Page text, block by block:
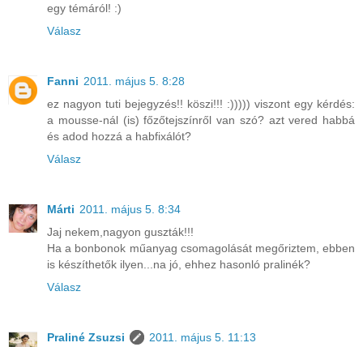
egy témáról! :)
Válasz
Fanni 2011. május 5. 8:28
ez nagyon tuti bejegyzés!! köszi!!! :))))) viszont egy kérdés:
a mousse-nál (is) főzőtejszínről van szó? azt vered habbá
és adod hozzá a habfixálót?
Válasz
Márti 2011. május 5. 8:34
Jaj nekem,nagyon guszták!!!
Ha a bonbonok műanyag csomagolását megőriztem, ebben
is készíthetők ilyen...na jó, ehhez hasonló pralinék?
Válasz
Praliné Zsuzsi
2011. május 5. 11:13